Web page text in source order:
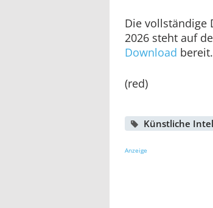
Die vollständige
2026 steht auf
Download bereit.
(red)
Künstliche
Anzeige